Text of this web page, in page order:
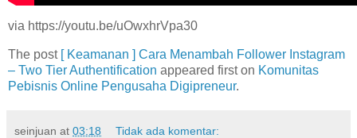
via https://youtu.be/uOwxhrVpa30
The post [ Keamanan ] Cara Menambah Follower Instagram
– Two Tier Authentification appeared first on Komunitas
Pebisnis Online Pengusaha Digipreneur.
seinjuan at 03:18 Tidak ada komentar: